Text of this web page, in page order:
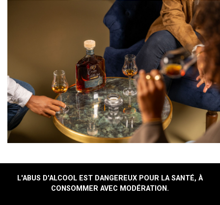
L'ABUS D'ALCOOL EST DANGEREUX POUR LA SANTÉ, À
CONSOMMER AVEC MODÉRATION.